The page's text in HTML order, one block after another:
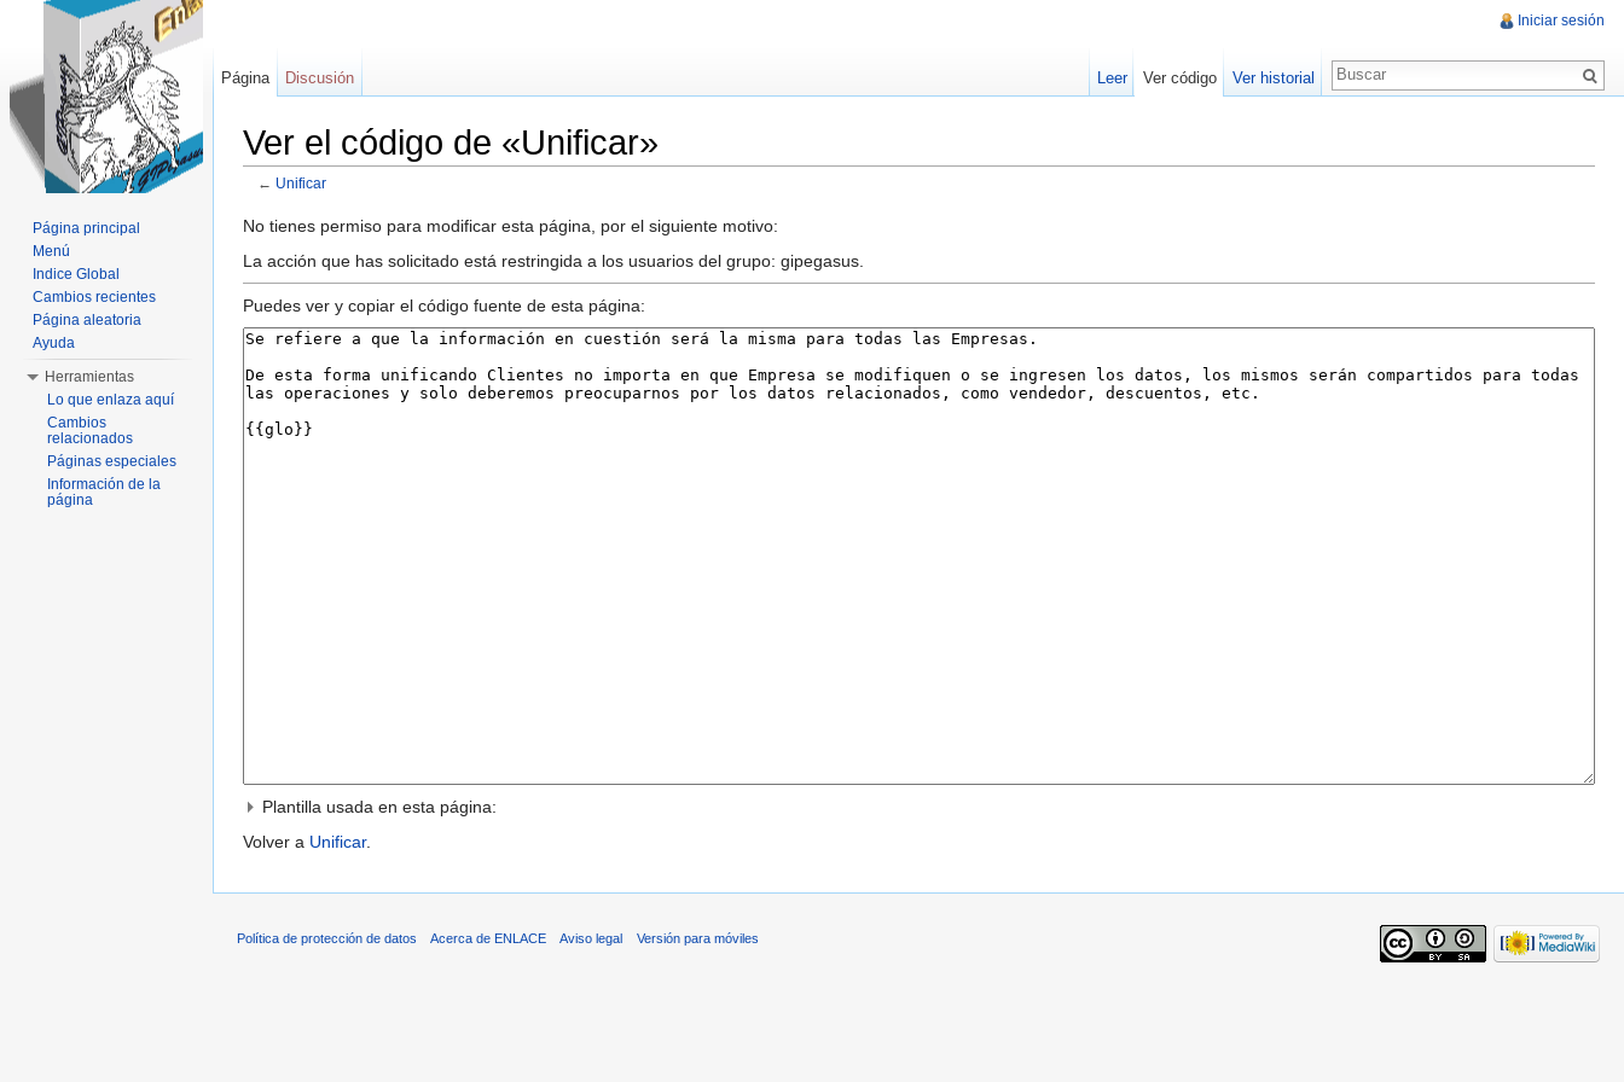
Ver el código de «Unificar»
← Unificar
No tienes permiso para modificar esta página, por el siguiente motivo:
La acción que has solicitado está restringida a los usuarios del grupo: gipegasus.
Puedes ver y copiar el código fuente de esta página:
Plantilla usada en esta página:
Volver a Unificar.
Iniciar sesión
Página Discusión Leer Ver código Ver historial
Página principal
Menú
Indice Global
Cambios recientes
Página aleatoria
Ayuda
Herramientas
Lo que enlaza aquí
Cambios
relacionados
Páginas especiales
Información de la
página
Política de protección de datos Acerca de ENLACE Aviso legal Versión para móviles